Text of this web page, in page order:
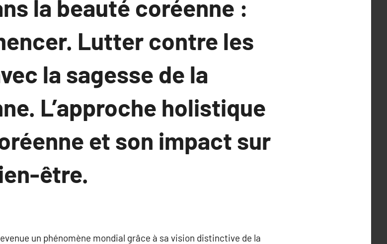
la beauté coréenne :
Lutter contre les
la sagesse de la
L’approche holistique
et son impact sur
être.
un phénomène mondial grâce à sa vision distinctive de la